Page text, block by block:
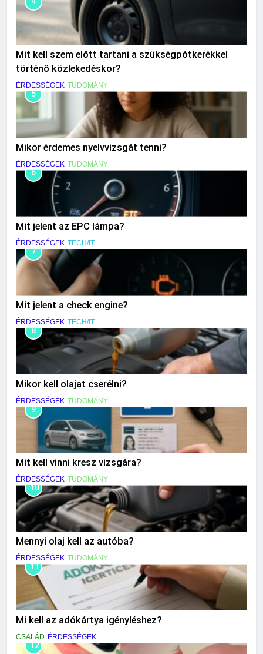
Mit kell szem előtt tartani a szükségpótkerékkel
történő közlekedéskor?
ÉRDESSÉGEK TUDOMÁNY
5
Mikor érdemes nyelvvizsgát tenni?
ÉRDESSÉGEK TUDOMÁNY
6
Mit jelent az EPC lámpa?
ÉRDESSÉGEK TECH/IT
7
Mit jelent a check engine?
ÉRDESSÉGEK TECH/IT
8
Mikor kell olajat cserélni?
ÉRDESSÉGEK TUDOMÁNY
9
Mit kell vinni kresz vizsgára?
ÉRDESSÉGEK TUDOMÁNY
10
Mennyi olaj kell az autóba?
ÉRDESSÉGEK TUDOMÁNY
11
Mi kell az adókártya igényléshez?
CSALÁD ÉRDESSÉGEK
12